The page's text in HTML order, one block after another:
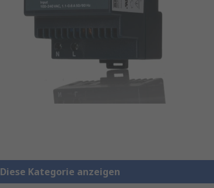
Diese Kategorie anzeigen